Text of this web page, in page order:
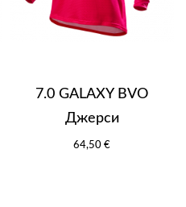
7.0 GALAXY BVO
Джерси
64,50 €